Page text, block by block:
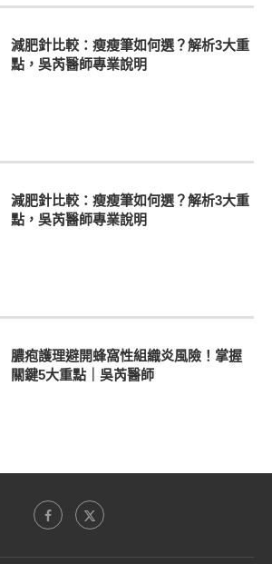
減肥針比較：瘦瘦筆如何選？解析3大重
點，吳芮醫師專業說明
減肥針比較：瘦瘦筆如何選？解析3大重
點，吳芮醫師專業說明
膿疱護理避開蜂窩性組織炎風險！掌握
關鍵5大重點｜吳芮醫師